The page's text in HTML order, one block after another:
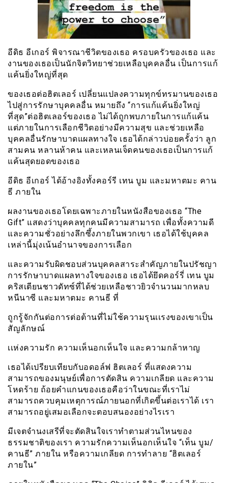
อีดิธ อีเกอร์ พิจารณาชีวิตของเธอ ครอบครัวของเธอ และ
งานของเธอเป็นนักจิตวิทยาช่วยเหลือบุคคลอื่น เป็นการแก้
แค้นยิ่งใหญ่ที่สุด
ของเธอต่อฮิตเลอร์ เปลี่ยนแปลงความทุกข์ทรมานของเธอ
ไปสู่การรักษาบุคคลอื่น หมายถึง “การแก้แค้นยิ่งใหญ่
ที่สุด”ต่อฮิตเลอร์ของเธอ ไม่ได้ถูกพบภายในการแก้แค้น
แต่ภายในการเลือกชีวิตอย่างมีความสุข และช่วยเหลือ
บุคคลอื่นรักษาบาดแผลทางใจ เธอได้กล่าวบ่อยครั้งว่า ลูก
สามคน หลานห้าคน และเหลนเจ็ดคนของเธอเป็นการแก้
แค้นสุดยอดของเธอ
อีดิธ อีเกอร์ ได้อ้างอิงทั้งคอร์รี เทน บูม และมหาตมะ คาน
ธี ภายใน
ผลงานของเธอโดยเฉพาะภายในหนังสือของเธอ “The
Gift” แสดงว่าบุคคลทุกคนมีความสามารถ เพื่อทั้งความดี
และความชั่วอย่างลึกซึ้งภายในพวกเขา เธอได้ใช้บุคคล
เหล่านี้มุ่งเน้นอำนาจของการเลือก
และความรับผิดชอบส่วนบุคคลสาระสำคัญภายในปรัชญา
การรักษาบาดแผลทางใจของเธอ เธอได้ยึดคอร์รี่ เทน บูม
คริสเตียนชาวดัทซ์ที่ได้ช่วยเหลือชาวยิวจำนวนมากหลบ
หนีนาซี และมหาตมะ คานธี ที่
ถูกรู้จักกันต่อการต่อต้านที่ไม่ใช้ความรุนเเรงของเขาเป็น
สัญลักษณ์
เเห่งความรัก ความเห็นอกเห็นใจ และความกล้าหาญ
เธอได้เปรียบเทียบกับอดอล์ฟ ฮิตเลอร์ ที่แสดงความ
สามารถของมนุษย์เพื่อการตัดสิน ความเกลียด และความ
โหดร้าย ถ้อยคำแกนของเธอคือว่าในขณะที่เราไม่
สามารถควบคุมเหตุการณ์ภายนอกที่เกิดขึ้นต่อเราได้ เรา
สามารถอยู่เสมอเลือกจะตอบสนองอย่างไรเรา
มีเจตจำนงเสรีที่จะตัดสินใจเราทำตามส่วนไหนของ
ธรรมชาติของเรา ความรักความเห็นอกเห็นใจ “เท็น บูม/
คานธี” ภายใน หรือความเกลียด การทำลาย “ฮิตเลอร์
ภายใน”